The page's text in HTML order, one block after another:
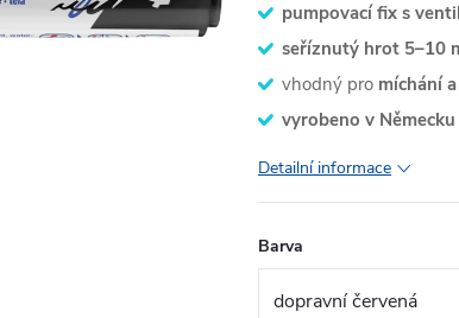
pumpovací fix s
seříznutý hrot 5–10
vhodný pro míchání
vyrobeno v Německu
Detailní informace
Barva